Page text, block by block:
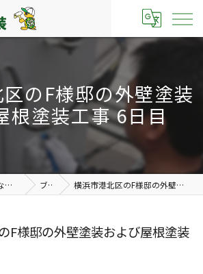
のF様邸の外壁塗装
根塗装工事 6日目
横浜市の外壁塗装なら有限会社ステップ塗装 ブログ 横浜市港北区のF様邸の外壁塗装および屋根塗装工事 6日目
F様邸の外壁塗装および屋根塗装